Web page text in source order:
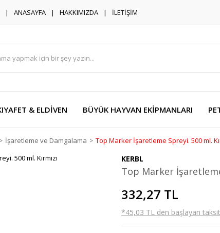
ANASAYFA HAKKIMIZDA İLETİŞİM
& ELDİVEN BÜYÜK HAYVAN EKİPMANLARI
İşaretleme ve Damgalama Top Marker İşaretleme Spreyi. 500 ml.
KERBL
Top Marker
332,27 TL
*45,03 TL den başlayan